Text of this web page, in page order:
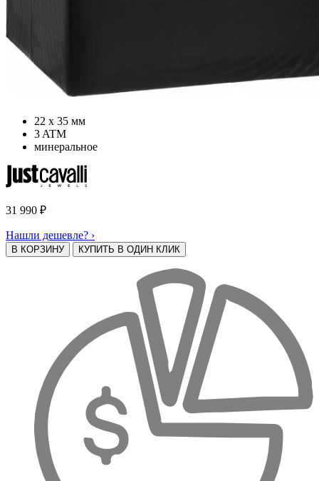
22 х 35 мм
3 ATM
минеральное
31 990 ₽
Нашли дешевле? ›
В КОРЗИНУ КУПИТЬ В ОДИН КЛИК